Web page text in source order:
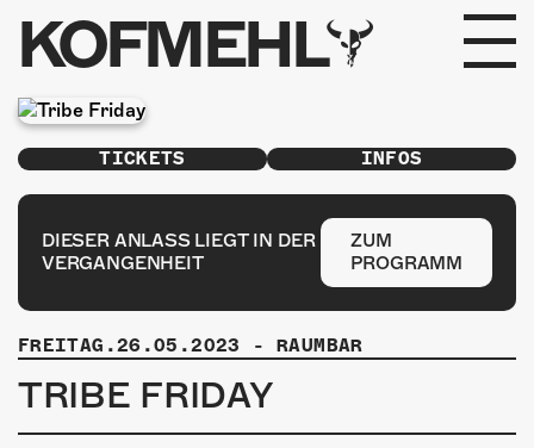
KOFMEHL
PROGRAMM
FABRIKGEFLÜSTER
GALERIE
FOTOGALERIE
PHOTOMAT
INFOS
TICKETS INFOS
DIESER ANLASS LIEGT IN DER
VERGANGENHEIT
ZUM
PROGRAMM
FREITAG.26.05.2023 - RAUMBAR
TRIBE FRIDAY